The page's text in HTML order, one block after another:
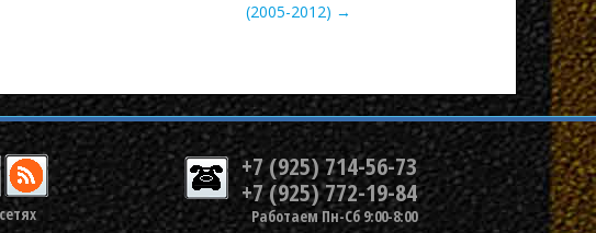
(2005-2012) →
+7 (925) 714-56-73
+7 (925) 772-19-84
Работаем Пн-Сб 9:00-8:00